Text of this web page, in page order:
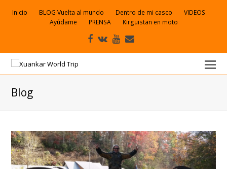
Inicio BLOG Vuelta al mundo Dentro de mi casco
VIDEOS
Ayúdame
PRENSA Kirguistan en moto
Facebook
VK Youtube
electrónico
Blog